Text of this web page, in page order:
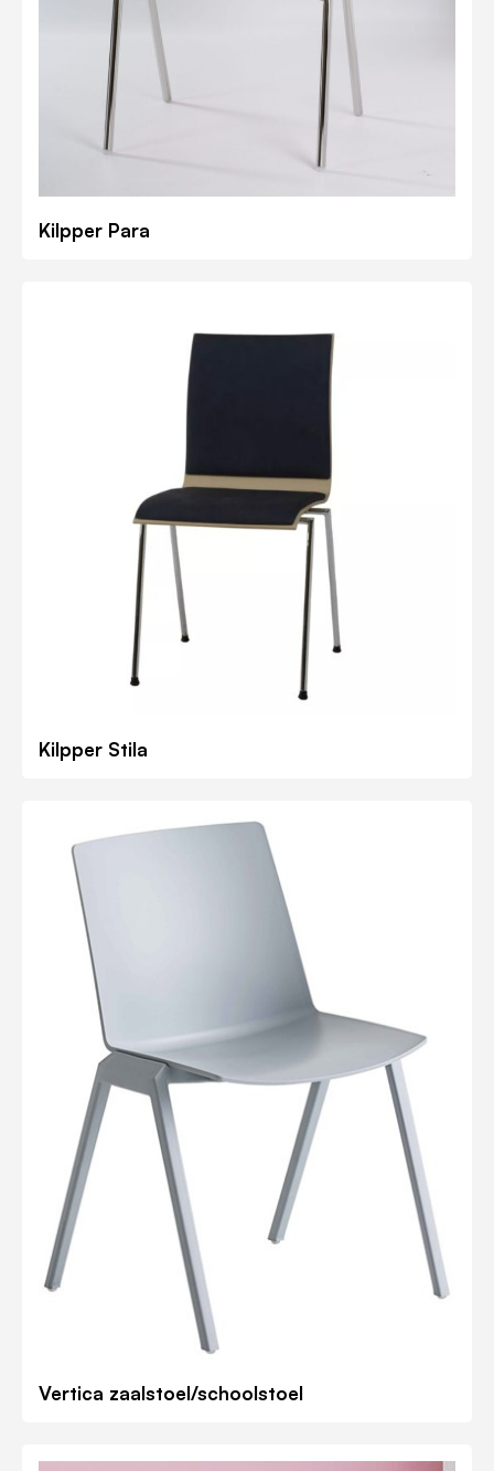
Kilpper Para
Kilpper Stila
Vertica zaalstoel/schoolstoel